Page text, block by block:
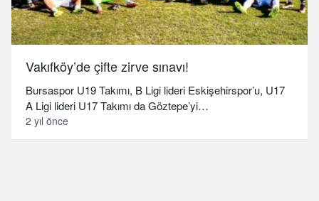
Vakıfköy’de çifte zirve sınavı!
Bursaspor U19 Takımı, B Ligi lideri Eskişehirspor’u, U17
A Ligi lideri U17 Takımı da Göztepe’yi…
2 yıl önce